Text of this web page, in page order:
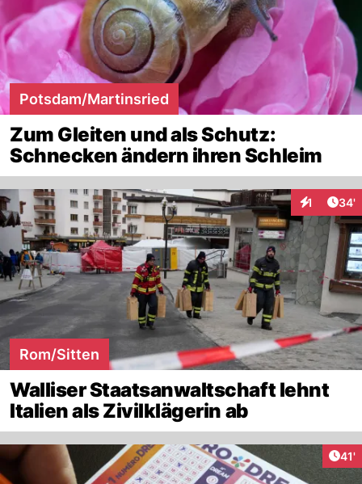
Potsdam/Martinsried
Zum Gleiten und als Schutz:
Schnecken ändern ihren Schleim
1 34'
Rom/Sitten
Walliser Staatsanwaltschaft lehnt
Italien als Zivilklägerin ab
41'